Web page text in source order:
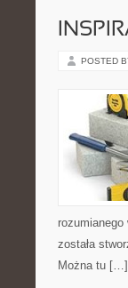
POSTED
została
Można tu […]